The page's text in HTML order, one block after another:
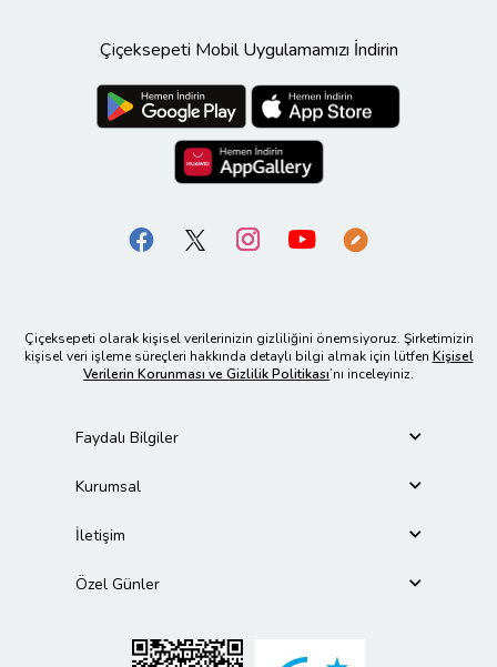
Çiçeksepeti Mobil Uygulamamızı İndirin
Çiçeksepeti olarak kişisel verilerinizin gizliliğini önemsiyoruz. Şirketimizin
kişisel veri işleme süreçleri hakkında detaylı bilgi almak için lütfen Kişisel
Verilerin Korunması ve Gizlilik Politikası’nı inceleyiniz.
Faydalı Bilgiler
Kurumsal
İletişim
Özel Günler